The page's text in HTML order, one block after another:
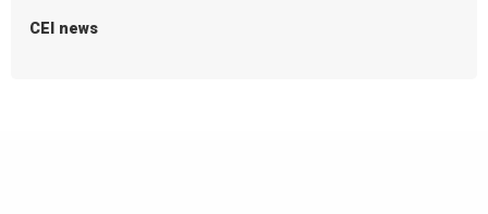
CEI news